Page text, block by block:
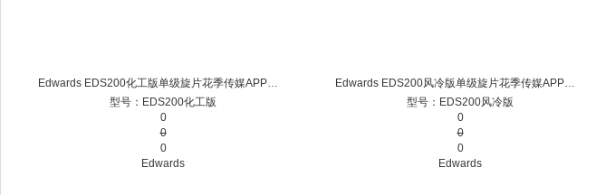
Edwards EDS200化工版单级旋片花季传媒APP下载安装免费一次
型号：EDS200化工版
0
0
0
Edwards
Edwards EDS200风冷版单级旋片花季传媒APP下载安装免费一次
型号：EDS200风冷版
0
0
0
Edwards